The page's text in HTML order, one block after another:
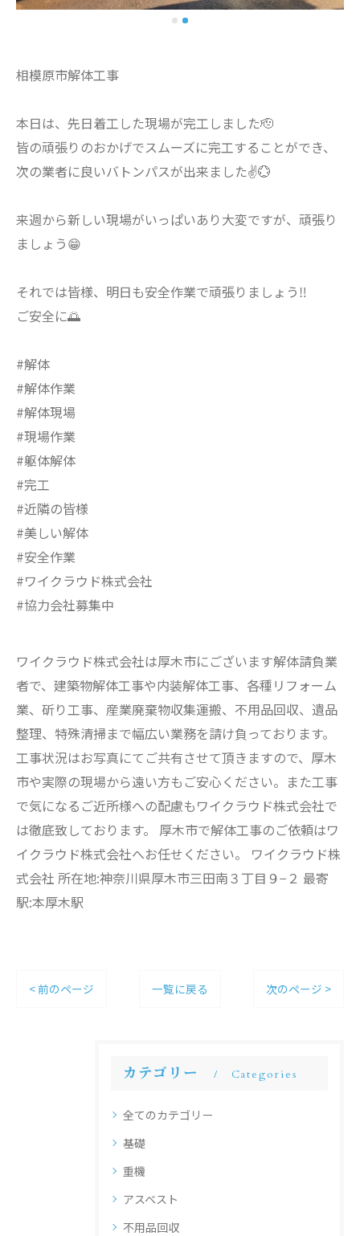
相模原市解体工事
本日は、先日着工した現場が完工しました🫡
皆の頑張りのおかげでスムーズに完工することができ、
次の業者に良いバトンパスが出来ました✌️💮
来週から新しい現場がいっぱいあり大変ですが、頑張り
ましょう😁
それでは皆様、明日も安全作業で頑張りましょう‼️
ご安全に🌅
#解体
#解体作業
#解体現場
#現場作業
#躯体解体
#完工
#近隣の皆様
#美しい解体
#安全作業
#ワイクラウド株式会社
#協力会社募集中
ワイクラウド株式会社は厚木市にございます解体請負業
者で、建築物解体工事や内装解体工事、各種リフォーム
業、斫り工事、産業廃棄物収集運搬、不用品回収、遺品
整理、特殊清掃まで幅広い業務を請け負っております。
工事状況はお写真にてご共有させて頂きますので、厚木
市や実際の現場から遠い方もご安心ください。また工事
で気になるご近所様への配慮もワイクラウド株式会社で
は徹底致しております。 厚木市で解体工事のご依頼はワ
イクラウド株式会社へお任せください。 ワイクラウド株
式会社 所在地:神奈川県厚木市三田南３丁目９−２ 最寄
駅:本厚木駅
< 前のページ 一覧に戻る 次のページ >
カテゴリー Categories
全てのカテゴリー
基礎
重機
アスベスト
不用品回収